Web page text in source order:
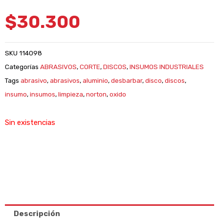
$30.300
SKU 114098
Categorías ABRASIVOS,CORTE,DISCOS,INSUMOS INDUSTRIALES
Tags abrasivo,abrasivos,aluminio,desbarbar,disco,discos,
insumo,insumos,limpieza,norton,oxido
Sin existencias
Descripción